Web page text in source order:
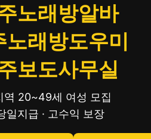
노래방알바
래방도우미
보도사무실
역 20~49세 여성 모집
일지급 · 고수익 보장